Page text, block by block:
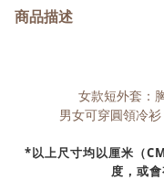
商品描述
女款短外套：
男女可穿圓領冷
*以上尺寸均以厘米（
度，或